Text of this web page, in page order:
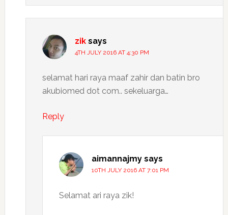
zik says
4TH JULY 2016 AT 4:30 PM
selamat hari raya maaf zahir dan batin bro
akubiomed dot com.. sekeluarga…
Reply
aimannajmy says
10TH JULY 2016 AT 7:01 PM
Selamat ari raya zik!